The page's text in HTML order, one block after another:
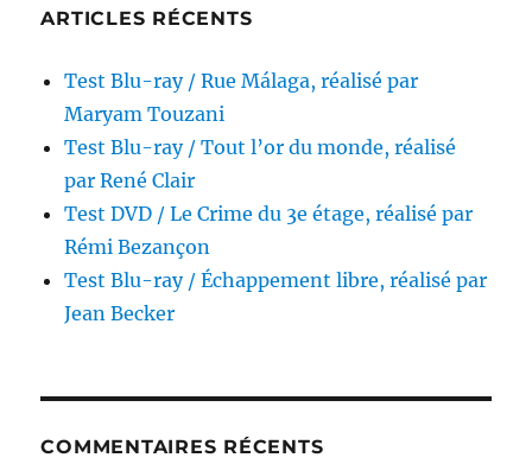
ARTICLES RÉCENTS
Test Blu-ray / Rue Málaga, réalisé par
Maryam Touzani
Test Blu-ray / Tout l’or du monde, réalisé
par René Clair
Test DVD / Le Crime du 3e étage, réalisé par
Rémi Bezançon
Test Blu-ray / Échappement libre, réalisé par
Jean Becker
COMMENTAIRES RÉCENTS